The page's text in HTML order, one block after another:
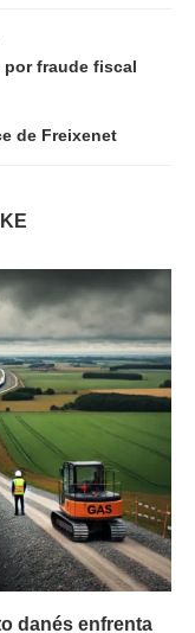
fraude fiscal
de Freixenet
danés enfrenta